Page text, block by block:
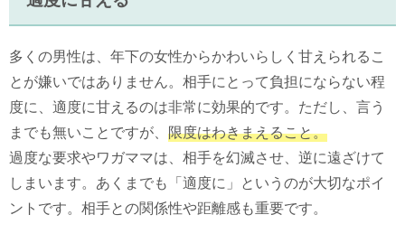
多くの男性は、年下の女性からかわいらしく甘えられるこ
とが嫌いではありません。相手にとって負担にならない程
度に、適度に甘えるのは非常に効果的です。ただし、言う
までも無いことですが、 限度はわきまえること。
過度な要求やワガママは、相手を幻滅させ、逆に遠ざけて
しまいます。あくまでも「適度に」というのが大切なポイ
ントです。相手との関係性や距離感も重要です。